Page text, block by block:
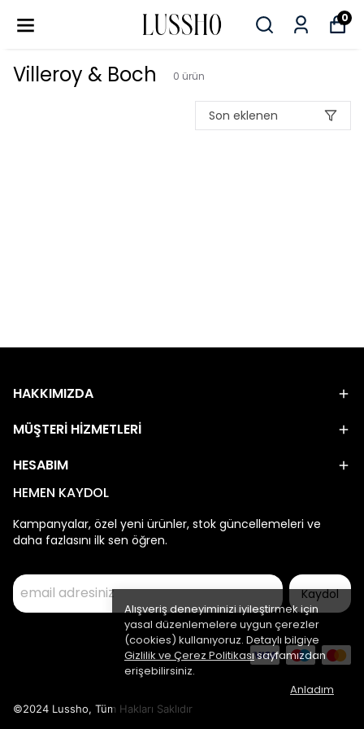
0
Alışveriş deneyiminizi iyileştirmek için
yasal düzenlemelere uygun çerezler
(cookies) kullanıyoruz. Detaylı bilgiye
Gizlilik ve Çerez Politikasısayfamızdan
erişebilirsiniz.
Anladım
Villeroy & Boch 0 ürün
Son eklenen
HAKKIMIZDA
MÜŞTERİ HİZMETLERİ
HESABIM
HEMEN KAYDOL
Kampanyalar, özel yeni ürünler, stok güncellemeleri ve
daha fazlasını ilk sen öğren.
Kaydol
©2024 Lussho, Tüm Hakları Saklıdır